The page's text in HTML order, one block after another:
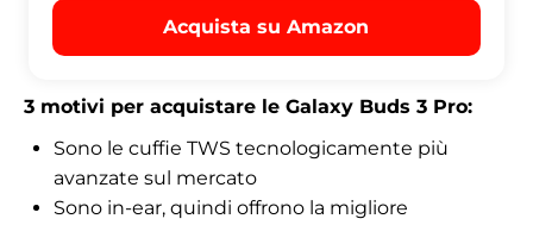
Acquista su Amazon
3 motivi per acquistare le Galaxy Buds 3 Pro:
Sono le cuffie TWS tecnologicamente più
avanzate sul mercato
Sono in-ear, quindi offrono la migliore